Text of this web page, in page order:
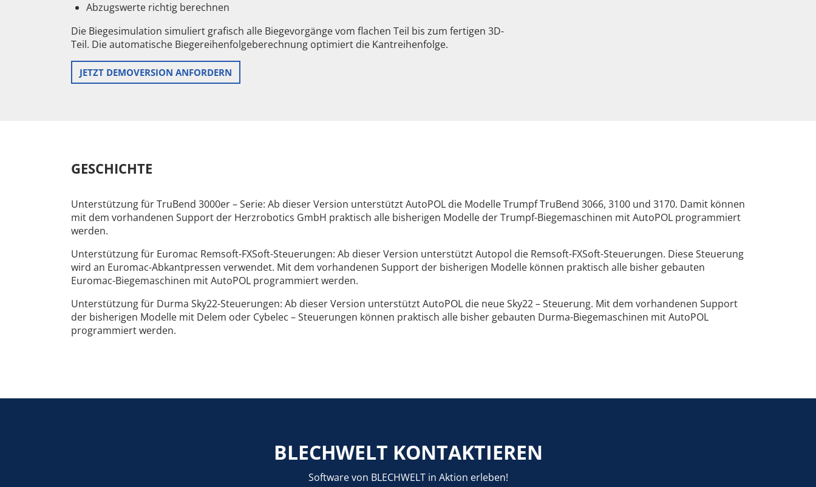
Abzugswerte richtig berechnen
Die Biegesimulation simuliert grafisch alle Biegevorgänge vom flachen Teil bis zum fertigen 3D-
Teil. Die automatische Biegereihenfolgeberechnung optimiert die Kantreihenfolge.
JETZT DEMOVERSION ANFORDERN
GESCHICHTE
Unterstützung für TruBend 3000er – Serie: Ab dieser Version unterstützt AutoPOL die Modelle Trumpf TruBend 3066, 3100 und 3170. Damit können
mit dem vorhandenen Support der Herzrobotics GmbH praktisch alle bisherigen Modelle der Trumpf-Biegemaschinen mit AutoPOL programmiert
werden.
Unterstützung für Euromac Remsoft-FXSoft-Steuerungen: Ab dieser Version unterstützt Autopol die Remsoft-FXSoft-Steuerungen. Diese Steuerung
wird an Euromac-Abkantpressen verwendet. Mit dem vorhandenen Support der bisherigen Modelle können praktisch alle bisher gebauten
Euromac-Biegemaschinen mit AutoPOL programmiert werden.
Unterstützung für Durma Sky22-Steuerungen: Ab dieser Version unterstützt AutoPOL die neue Sky22 – Steuerung. Mit dem vorhandenen Support
der bisherigen Modelle mit Delem oder Cybelec – Steuerungen können praktisch alle bisher gebauten Durma-Biegemaschinen mit AutoPOL
programmiert werden.
BLECHWELT KONTAKTIEREN
Software von BLECHWELT in Aktion erleben!